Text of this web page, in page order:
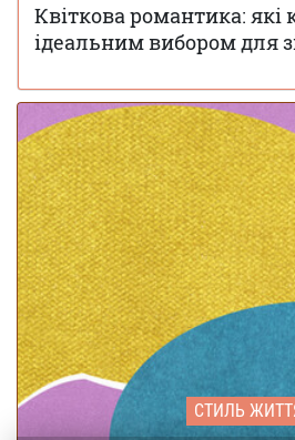
Квіткова романтика: які
ідеальним вибором для
СТИЛЬ